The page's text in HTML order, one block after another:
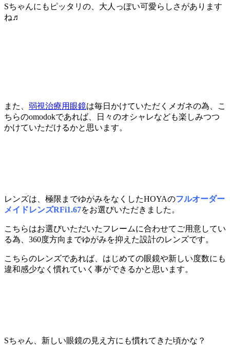
Sちゃんにもピッタリの、大人っぽい可愛らしさがあります
ね♬
また、 弱視治療用眼鏡は毎日かけていただくメガネの為、こ
ちらのomodokであれば、日々のオシャレなども楽しみつつ
かけていただけるかと思います。
レンズは、極限までゆがみをなくしたHOYAのフルオーダー
メイドレンズRFi1.67をお選びいただきました。
こちらはお選びいただいたフレームに合わせてご用意してい
る為、360度方向までゆがみを抑えた設計のレンズです。
こちらのレンズであれば、はじめての眼鏡や新しい度数にも
違和感少なく慣れていく事ができるかと思います。
Sちゃん、新しい眼鏡の見え方にも慣れてきた頃かな？